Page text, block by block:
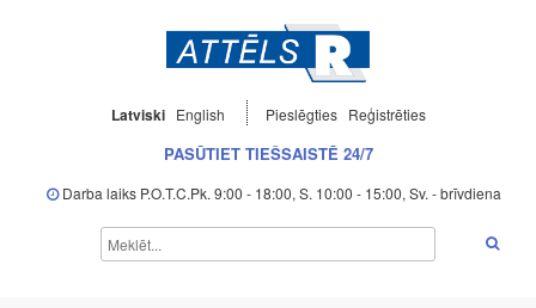
Latviski English Pieslēgties Reģistrēties
PASŪTIET TIEŠSAISTĒ 24/7
Darba laiks P.O.T.C.Pk. 9:00 - 18:00, S. 10:00 - 15:00, Sv. - brīvdiena